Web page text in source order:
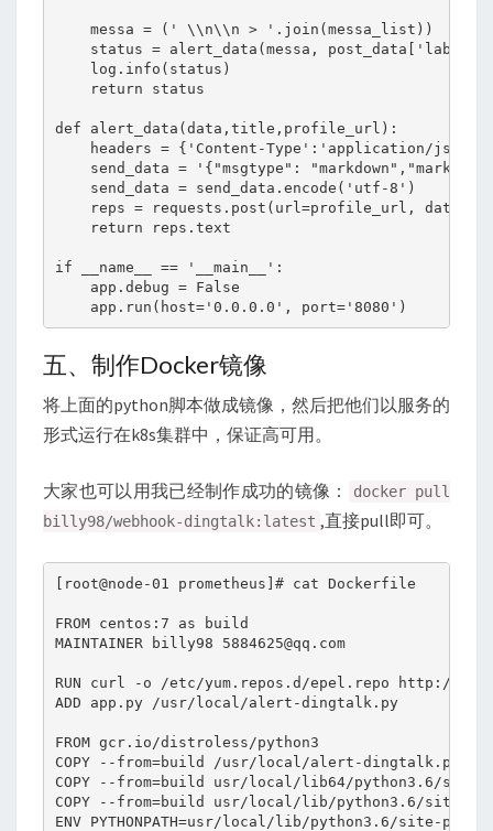
    messa = (' \\n\\n > '.join(messa_list))
status = alert_data(messa,
    log.info(status)
    return status
def alert_data(data,title,profile_url):
    headers = {'Content-Type':'application/json'}
send_data = '{"msgtype":
    send_data = send_data.encode('utf-8')
reps = requests.post(url=profile_url,
    return reps.text
if __name__ == '__main__':
    app.debug = False
五、制作Docker镜像
将上面的python脚本做成镜像，然后把他们以服务的
形式运行在k8s集群中，保证高可用。
大家也可以用我已经制作成功的镜像：
docker pull
billy98/webhook-dingtalk:latest ,直接pull即可。
[root@node-01 prometheus]# cat Dockerfile
FROM centos:7 as build
MAINTAINER billy98 5884625@qq.com
RUN curl -o /etc/yum.repos.d/epel.repo http://
ADD app.py /usr/local/alert-dingtalk.py
FROM gcr.io/distroless/python3
COPY --from=build /usr/local/alert-dingtalk.py /
COPY --from=build usr/local/lib64/python3.6/
COPY --from=build usr/local/lib/python3.6/site-
ENV PYTHONPATH=usr/local/lib/python3.6/site-